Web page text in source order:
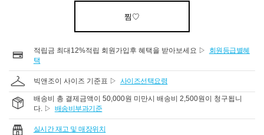
찜♡
적립금 최대12%적립 회원가입후 혜택을 받아보세요 ▷
회원등급별혜
택
빅앤조이 사이즈 기준표 ▷ 사이즈선택요령
배송비 총 결제금액이 50,000원 미만시 배송비 2,500원이 청구됩니
다. ▷ 배송비부과기준
실시간 재고 및 매장위치